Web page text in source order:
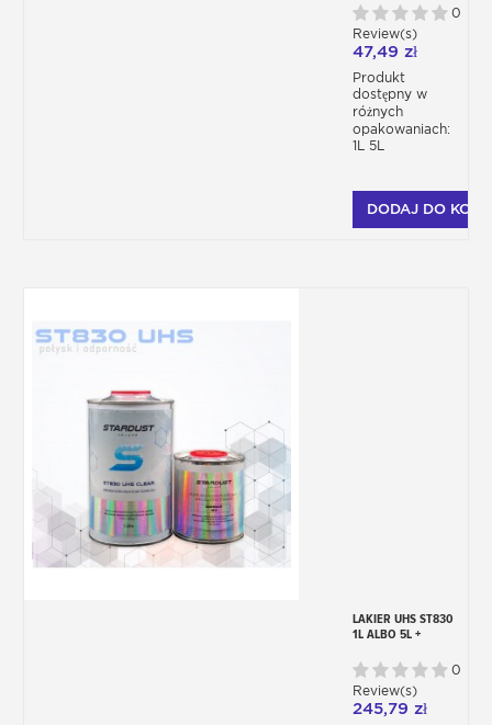
(ROZPUSZCZALNY) 0
Review(s)
47,49 zł
Produkt
dostępny w
różnych
opakowaniach:
1L 5L
DODAJ DO
LAKIER UHS ST830
1L ALBO 5L +
ROZPUSZCZALNIK 0
Review(s)
245,79 zł